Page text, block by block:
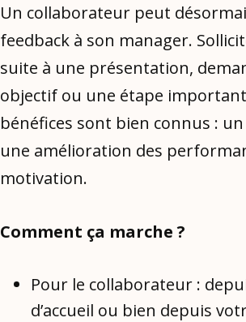
Un collaborateur peut
feedback à son manager.
suite à une présentation,
objectif ou une étape
bénéfices sont bien connus :
une amélioration des
motivation.
Comment ça marche ?
Pour le collaborateur :
d’accueil ou bien depuis